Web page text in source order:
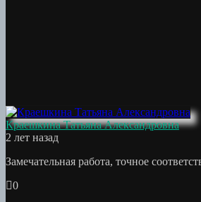
Краешкина Татьяна Александровна
2 лет назад
Замечательная работа, точное
0